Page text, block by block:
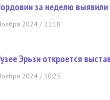
за неделю выявили
2024 / 11:18
Эрьзи откроется
2024 / 10:25